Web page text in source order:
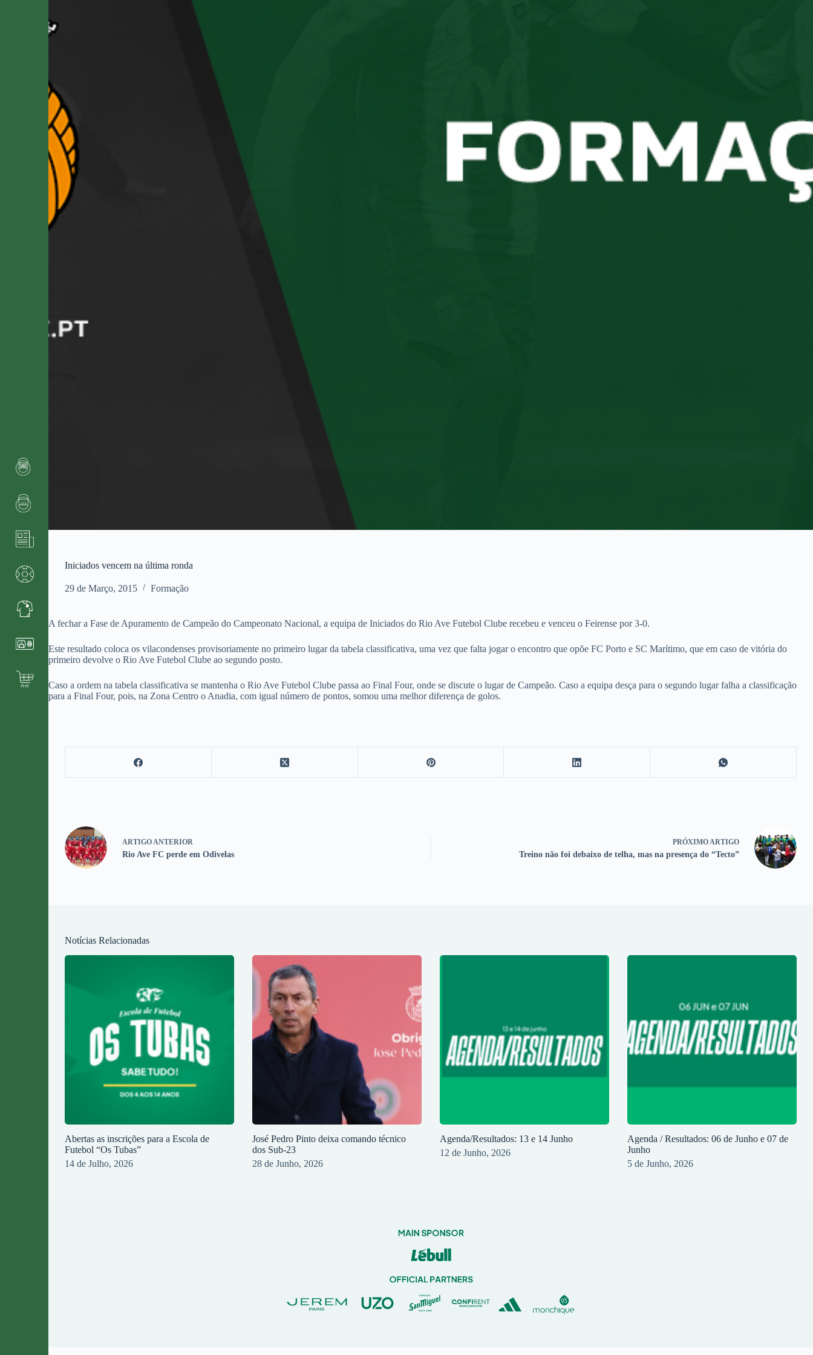
Iniciados vencem na última ronda
29 de Março, 2015 Formação
A fechar a Fase de Apuramento de Campeão do Campeonato Nacional, a equipa de Iniciados do Rio Ave Futebol Clube recebeu e venceu o Feirense por 3-0.
Este resultado coloca os vilacondenses provisoriamente no primeiro lugar da tabela classificativa, uma vez que falta jogar o encontro que opõe FC Porto e SC Marítimo, que em caso de vitória do
primeiro devolve o Rio Ave Futebol Clube ao segundo posto.
Caso a ordem na tabela classificativa se mantenha o Rio Ave Futebol Clube passa ao Final Four, onde se discute o lugar de Campeão. Caso a equipa desça para o segundo lugar falha a classificação
para a Final Four, pois, na Zona Centro o Anadia, com igual número de pontos, somou uma melhor diferença de golos.
ARTIGO ANTERIOR
Rio Ave FC perde em Odivelas
PRÓXIMO ARTIGO
Treino não foi debaixo de telha, mas na presença do “Tecto”
Notícias Relacionadas
Abertas as inscrições para a Escola de
Futebol “Os Tubas”
14 de Julho, 2026
José Pedro Pinto deixa comando técnico
dos Sub-23
28 de Junho, 2026
Agenda/Resultados: 13 e 14 Junho
12 de Junho, 2026
Agenda / Resultados: 06 de Junho e 07 de
Junho
5 de Junho, 2026